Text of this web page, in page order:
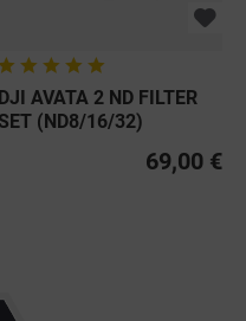
DJI AVATA 2 ND FILTER
SET (ND8/16/32)
69,00 €